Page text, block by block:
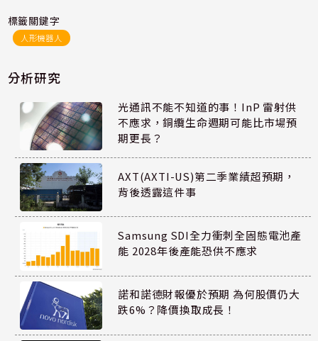
標籤關鍵字
人形機器人
分析研究
光通訊不能不知道的事！InP 雷射供
不應求，銅纜生命週期可能比市場預
期更長？
AXT(AXTI-US)第二季業績超預期，
背後透露這件事
Samsung SDI全力衝刺全固態電池產
能 2028年後產能恐供不應求
諾和諾德財報優於預期 為何股價仍大
跌6%？降價換取成長！